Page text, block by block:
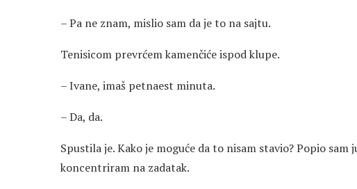
– Pa ne znam, mislio sam da je to na sajtu.
Tenisicom prevrćem kamenčiće ispod klupe.
– Ivane, imaš petnaest minuta.
– Da, da.
Spustila je. Kako je moguće da to nisam stavio? Popio
koncentriram na zadatak.